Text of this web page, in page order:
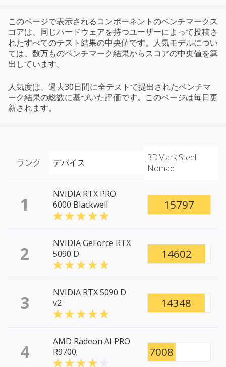
このページで表示されるコンポーネントのベンチマークス
コアは、同じハードウェアを持つユーザーによって投稿さ
れたすべてのテスト結果の中央値です。人気モデルについ
ては、数万ものベンチマーク結果からスコアの中央値を算
出しています。
人気度は、過去30日間に全テストで提出されたベンチマ
ーク結果の総数に基づいた評価です。このページは毎日更
新されます。
ランク デバイス
3DMark Steel
Nomad
1
NVIDIA RTX PRO
6000 Blackwell
15797
2
NVIDIA GeForce RTX
5090 D
14602
3
NVIDIA RTX 5090 D
v2
14348
4
AMD Radeon AI PRO
R9700
7008